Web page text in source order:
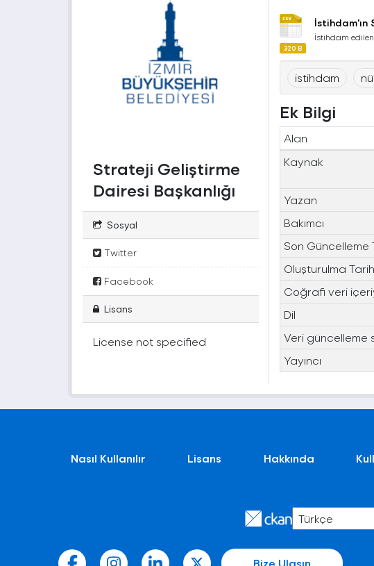
Strateji Geliştirme
Dairesi Başkanlığı
Sosyal
Twitter
Facebook
Lisans
License not specified
İstihdam'ın
İstihdam edilen
320 B
istihdam
Ek Bilgi
Alan
Kaynak
Yazan
Bakımcı
Son Güncelleme
Oluşturulma
Coğrafi veri
Dil
Veri güncelleme
Yayıncı
Nasıl Kullanılır Lisans Hakkında
Bize Ulaşın